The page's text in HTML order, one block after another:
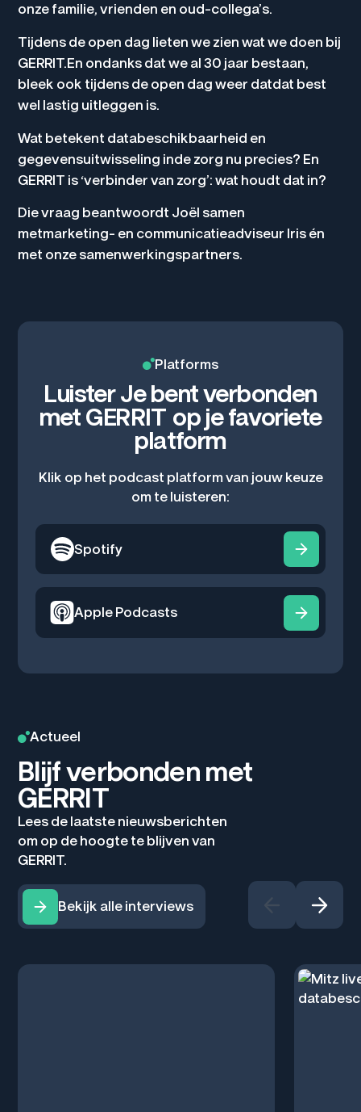
onze familie, vrienden en oud-collega’s.
Tijdens de open dag lieten we zien wat we doen bij
GERRIT.En ondanks dat we al 30 jaar bestaan,
bleek ook tijdens de open dag weer datdat best
wel lastig uitleggen is.
Wat betekent databeschikbaarheid en
gegevensuitwisseling inde zorg nu precies? En
GERRIT is ‘verbinder van zorg’: wat houdt dat in?
Die vraag beantwoordt Joël samen
metmarketing- en communicatieadviseur Iris én
met onze samenwerkingspartners.
Platforms
Luister Je bent verbonden
met GERRIT op je favoriete
platform
Klik op het podcast platform van jouw keuze
om te luisteren:
Spotify
Apple Podcasts
Actueel
Blijf verbonden met
GERRIT
Lees de laatste nieuwsberichten
om op de hoogte te blijven van
GERRIT.
Bekijk alle interviews